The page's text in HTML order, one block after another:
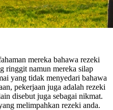
mereka bahawa rezeki
ringgit namun mereka silap
yang tidak menyedari bahawa
pekerjaan juga adalah rezeki
disebut juga sebagai nikmat.
melimpahkan rezeki anda.